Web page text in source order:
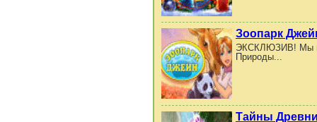
Зоопарк
ЭКСКЛЮЗИВ! Мы
Природы...
Тайны